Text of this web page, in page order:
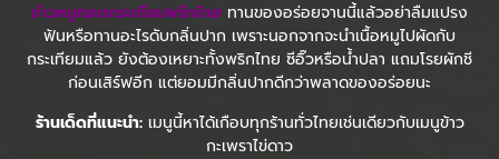
ข้าวหมูทอดกระเทียมพริกไทย ทานของอร่อยจานนี้แล้วอย่าลืมแปรง
ฟันหรือทานอะไรดับกลิ่นปาก เพราะนอกจากจะนำเนื้อหมูไปผัดกับ
กระเทียมแล้ว ยังต้องเหยาะทั้งพริกไทย ซีอิ๊วหรือน้ำปลา แถมโรยผักชี
ก่อนเสิร์ฟอีก แต่ยอมมีกลิ่นปากดีกว่าพลาดของอร่อยนะ
ร้านเด็ดที่แนะนำ:เมนูนี้หาได้เกือบทุกร้านทั่วไทยเช่นเดียวกับเมนูข้าว
กะเพราไข่ดาว